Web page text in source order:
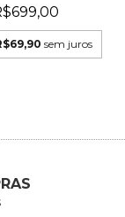
sem juros